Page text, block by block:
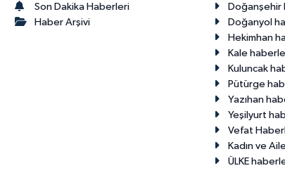
Son Dakika Haberleri
Haber Arşivi
Doğanşehir
Doğanyol
Hekimhan
Kale
Kuluncak
Pütürge
Yazıhan
Yeşilyurt
Vefat
Kadın ve
ÜLKE